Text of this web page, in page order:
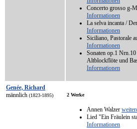
Concerto grosso g-
Informationen
La selva incanta /
Informationen
Siciliano, Pastorale
Informationen
Sonaten op.1
Altblockflöte und
Informationen
Genée, Richard
männlich (1823-1895) 2 Werke
Annen Walzer
Lied "Ein Fräulein
Informationen